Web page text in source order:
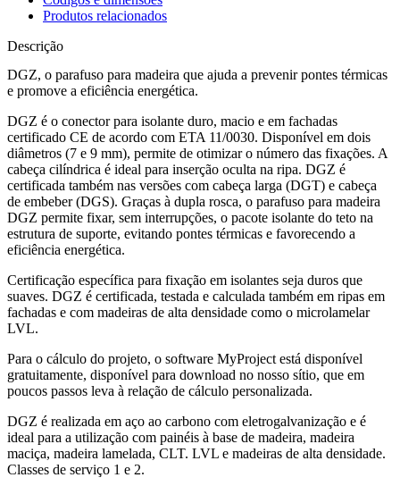
Produtos relacionados
Descrição
DGZ, o parafuso para madeira que ajuda a prevenir pontes térmicas
e promove a eficiência energética.
DGZ é o conector para isolante duro, macio e em fachadas
certificado CE de acordo com ETA 11/0030. Disponível em dois
diâmetros (7 e 9 mm), permite de otimizar o número das fixações. A
cabeça cilíndrica é ideal para inserção oculta na ripa. DGZ é
certificada também nas versões com cabeça larga (DGT) e cabeça
de embeber (DGS). Graças à dupla rosca, o parafuso para madeira
DGZ permite fixar, sem interrupções, o pacote isolante do teto na
estrutura de suporte, evitando pontes térmicas e favorecendo a
eficiência energética.
Certificação específica para fixação em isolantes seja duros que
suaves. DGZ é certificada, testada e calculada também em ripas em
fachadas e com madeiras de alta densidade como o microlamelar
LVL.
Para o cálculo do projeto, o software MyProject está disponível
gratuitamente, disponível para download no nosso sítio, que em
poucos passos leva à relação de cálculo personalizada.
DGZ é realizada em aço ao carbono com eletrogalvanização e é
ideal para a utilização com painéis à base de madeira, madeira
maciça, madeira lamelada, CLT. LVL e madeiras de alta densidade.
Classes de serviço 1 e 2.